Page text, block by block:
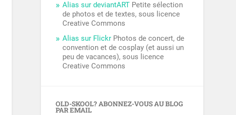
Alias sur deviantART Petite sélection
de photos et de textes, sous licence
Creative Commons
Alias sur Flickr Photos de concert, de
convention et de cosplay (et aussi un
peu de vacances), sous licence
Creative Commons
OLD-SKOOL? ABONNEZ-VOUS AU BLOG
PAR EMAIL